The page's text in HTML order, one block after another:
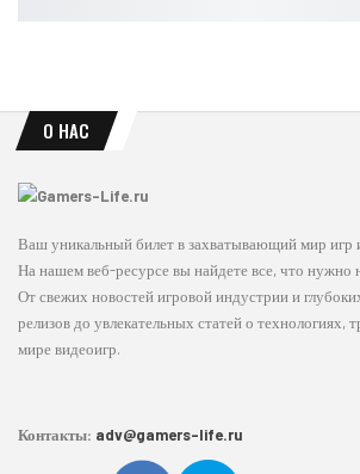
О НАС
Ваш уникальный билет в захватывающий мир игр
На нашем веб-ресурсе вы найдете все, что нужно
От свежих новостей игровой индустрии и
релизов до увлекательных статей о технологиях,
мире видеоигр.
Контакты: adv@gamers-life.ru